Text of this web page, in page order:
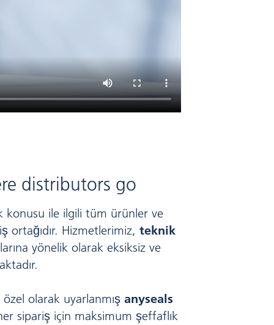
distributors go
konusu ile ilgili tüm ürünler ve
ortağıdır. Hizmetlerimiz, teknik
yönelik olarak eksiksiz ve
özel olarak uyarlanmış anyseals
sipariş için maksimum şeffaflık